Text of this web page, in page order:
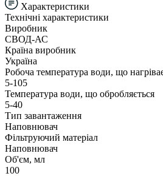
Характеристики
Технічні характеристики
Виробник
СВОД-АС
Країна виробник
Україна
Робоча температура води, що
5-105
Температура води, що обробляється
5-40
Тип завантаження
Наповнювач
Фільтруючий матеріал
Наповнювач
Об'єм, мл
100